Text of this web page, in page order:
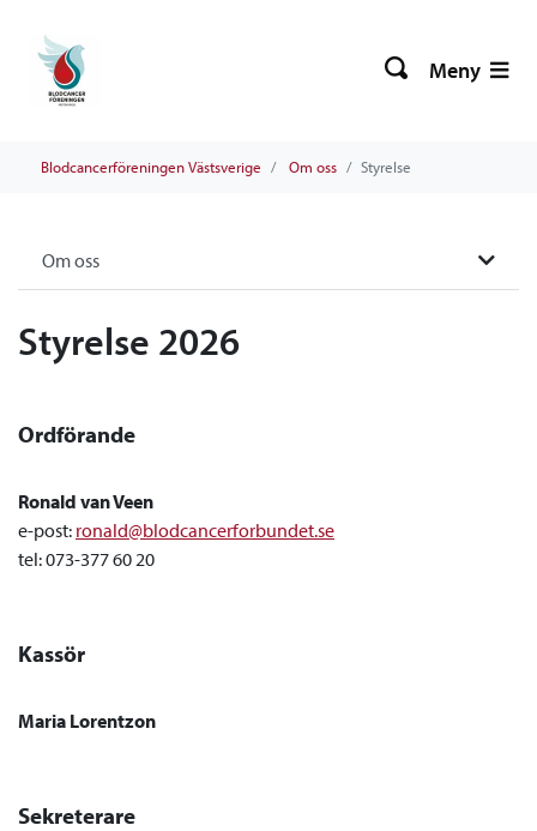
Meny
Blodcancerföreningen Västsverige Om oss Styrelse
Om oss
Styrelse 2026
Ordförande
Ronald van Veen
e-post: ronald@blodcancerforbundet.se
tel: 073-377 60 20
Kassör
Maria Lorentzon
Sekreterare